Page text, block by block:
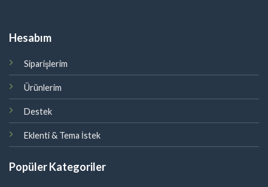
Hesabım
Siparişlerim
Ürünlerim
Destek
Eklenti & Tema İstek
Popüler Kategoriler